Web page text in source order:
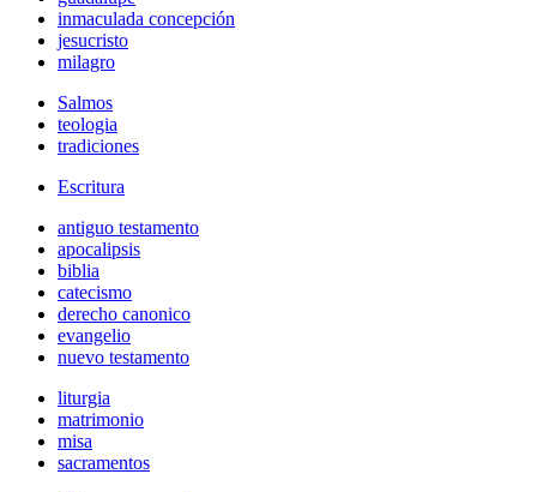
inmaculada concepción
jesucristo
milagro
Salmos
teologia
tradiciones
Escritura
antiguo testamento
apocalipsis
biblia
catecismo
derecho canonico
evangelio
nuevo testamento
liturgia
matrimonio
misa
sacramentos